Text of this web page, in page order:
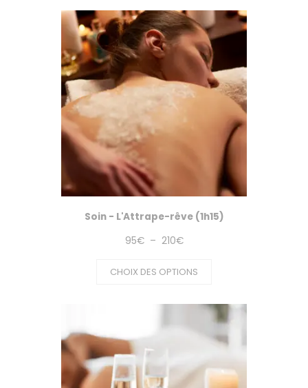
75€
à
170€
Soin - L'Attrape-rêve (1h15)
95€ – 210€Plage
CHOIX DES OPTIONS